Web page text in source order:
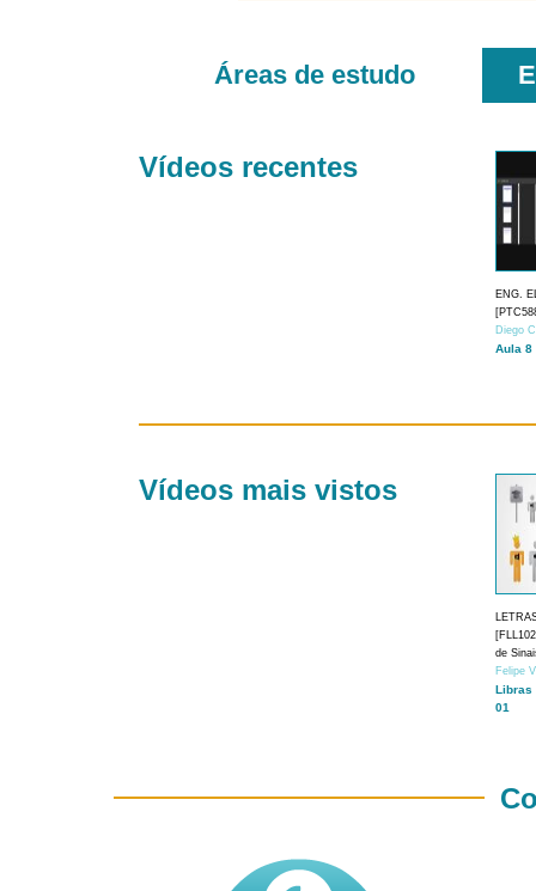
Áreas de estudo
Vídeos recentes
ENG.
Diego
Aula 8
Vídeos mais vistos
de
Felipe
Libras
01